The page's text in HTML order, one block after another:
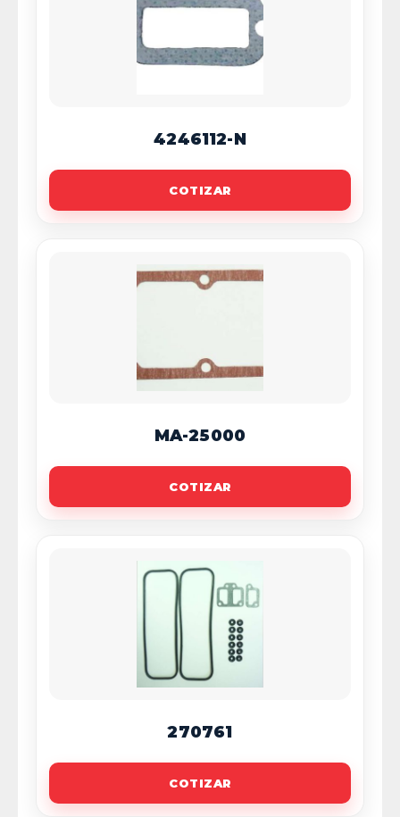
4246112-N
COTIZAR
MA-25000
COTIZAR
270761
COTIZAR